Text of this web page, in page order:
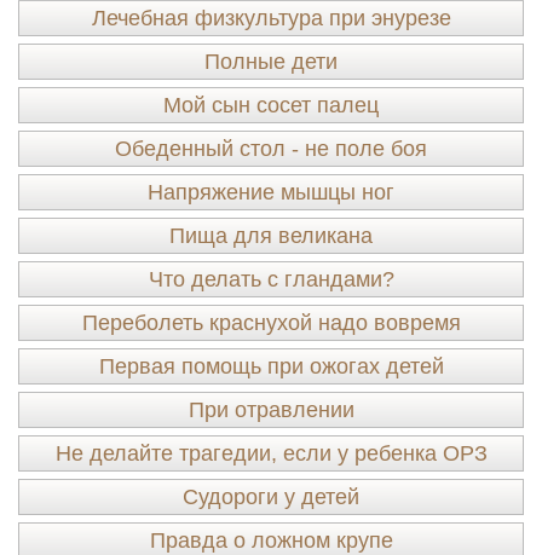
Лечебная физкультура при энурезе
Полные дети
Мой сын сосет палец
Обеденный стол - не поле боя
Напряжение мышцы ног
Пища для великана
Что делать с гландами?
Переболеть краснухой надо вовремя
Первая помощь при ожогах детей
При отравлении
Не делайте трагедии, если у ребенка ОРЗ
Судороги у детей
Правда о ложном крупе